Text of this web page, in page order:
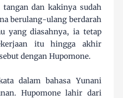
dan kakinya sudah
berulang-ulang berdarah
yang diasahnya, ia tetap
itu hingga akhir
dengan Hupomone.
dalam bahasa Yunani
Hupomone lahir dari